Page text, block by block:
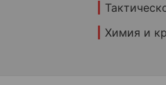
Химия и